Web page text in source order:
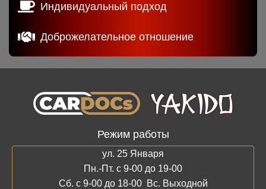
Индивидуальный подход
Доброжелательное отношение
Режим работы
ул. 25 Января
Пн.-Пт. с 9-00 до 19-00
Сб. с 9-00 до 18-00 Вс. Выходной